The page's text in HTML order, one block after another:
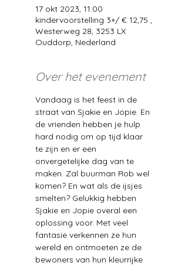
17 okt 2023, 11:00
kindervoorstelling 3+/ € 12,75 ,
Westerweg 28, 3253 LX
Ouddorp, Nederland
Over het evenement
Vandaag is het feest in de
straat van Sjakie en Jopie. En
de vrienden hebben je hulp
hard nodig om op tijd klaar
te zijn en er een
onvergetelijke dag van te
maken. Zal buurman Rob wel
komen? En wat als de ijsjes
smelten? Gelukkig hebben
Sjakie en Jopie overal een
oplossing voor. Met veel
fantasie verkennen ze hun
wereld en ontmoeten ze de
bewoners van hun kleurrijke